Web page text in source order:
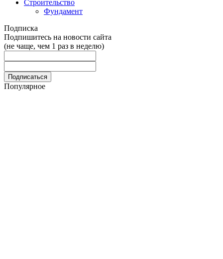
Строительство
Фундамент
Подписка
Подпишитесь на новости сайта
(не чаще, чем 1 раз в неделю)
Популярное